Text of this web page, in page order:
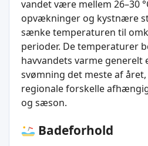
vandet være mellem 26–30
opvækninger og kystnære
sænke temperaturen til
perioder. De temperaturer
havvandets varme generelt
svømning det meste af
regionale forskelle
og sæson.
Badeforhold